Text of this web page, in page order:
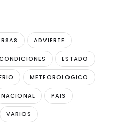
ADVIERTE
ESTADO
METEOROLOGICO
NACIONAL PAIS
VARIOS